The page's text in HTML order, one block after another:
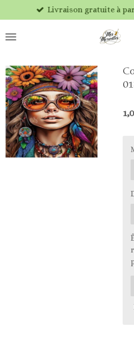
au
contenu
Livraison gratuite à